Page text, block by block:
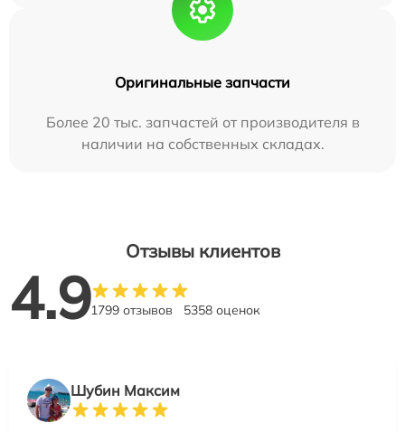
Оригинальные запчасти
Более 20 тыс. запчастей от производителя в
наличии на собственных складах.
Отзывы клиентов
4.91799 отзывов 5358 оценок
Шубин Максим